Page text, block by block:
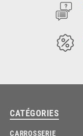
CATÉGORIES
CARROSSERIE